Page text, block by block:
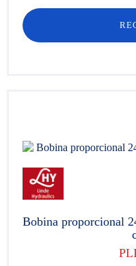
Bobina proporcional